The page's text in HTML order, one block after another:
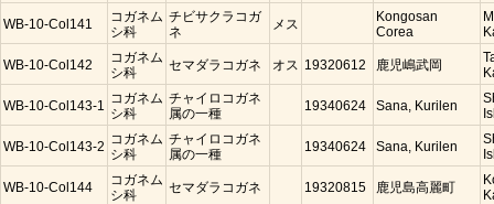
WB-10-Col141
コガネム
シ科
チビサクラコガ
ネ
メス
Kongosan
Corea
WB-10-Col142
コガネム
シ科
セマダラコガネ オス 19320612 鹿児嶋武岡
WB-10-Col143-1 コガネム
シ科
チャイロコガネ
属の一種
19340624 Sana, Kurilen
WB-10-Col143-2 コガネム
シ科
チャイロコガネ
属の一種
19340624 Sana, Kurilen
WB-10-Col144
コガネム
シ科
セマダラコガネ 19320815 鹿児島高麗町